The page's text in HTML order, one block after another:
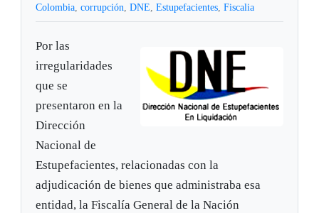
Colombia,corrupción,DNE,Estupefacientes,Fiscalia
Por las
irregularidades
que se
presentaron en la
Dirección
Nacional de
Estupefacientes, relacionadas con la
adjudicación de bienes que administraba esa
entidad, la Fiscalía General de la Nación